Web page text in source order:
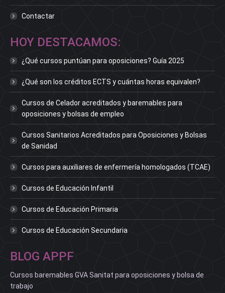
Contactar
HOY DESTACAMOS:
¿Qué cursos puntúan para oposiciones? Guía 2025
¿Qué son los créditos ECTS y cuántas horas equivalen?
Cursos de Celador acreditados y baremables para
oposiciones y bolsas de empleo
Cursos Sanitarios Acreditados para Oposiciones y Bolsas
de Sanidad
Cursos para auxiliares de enfermería homologados (TCAE)
Cursos de Educación Infantil
Cursos de Educación Primaria
Cursos de Educación Secundaria
BLOG APPF
Cursos baremables GVA Sanitat para oposiciones y bolsa de
trabajo